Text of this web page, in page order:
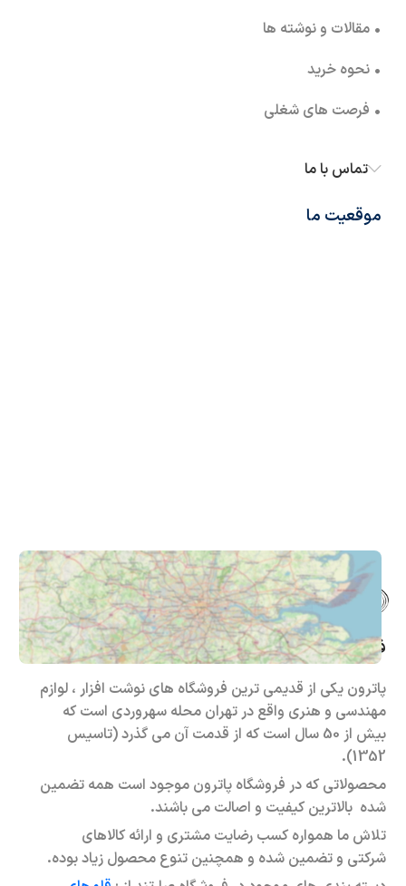
• مقالات و نوشته ها
• نحوه خرید
• فرصت های شغلی
تماس با ما
موقعیت ما
فروشگاه حضوری – اینترنتی پاترون
پاترون یکی از قدیمی ترین فروشگاه های نوشت افزار ، لوازم
مهندسی و هنری واقع در تهران محله سهروردی است که
بیش از 50 سال است که از قدمت آن می گذرد (تاسیس
1352).
محصولاتی که در فروشگاه پاترون موجود است همه تضمین
شده بالاترین کیفیت و اصالت می باشند.
تلاش ما همواره کسب رضایت مشتری و ارائه کالاهای
شرکتی و تضمین شده و همچنین تنوع محصول زیاد بوده.